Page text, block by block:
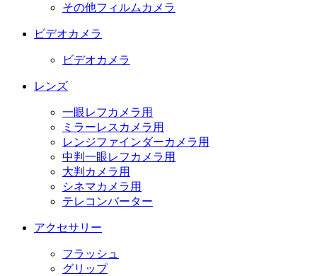
その他フィルムカメラ
ビデオカメラ
ビデオカメラ
レンズ
一眼レフカメラ用
ミラーレスカメラ用
レンジファインダーカメラ用
中判一眼レフカメラ用
大判カメラ用
シネマカメラ用
テレコンバーター
アクセサリー
フラッシュ
グリップ